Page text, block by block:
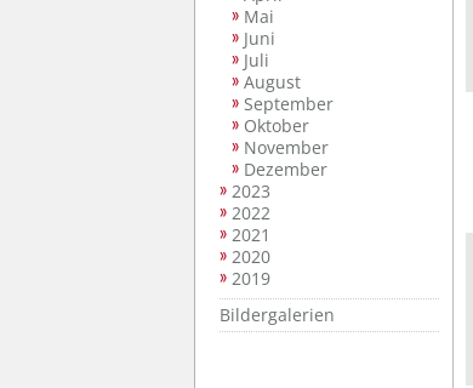
Mai
Juni
Juli
August
September
Oktober
November
Dezember
2023
2022
2021
2020
2019
Bildergalerien